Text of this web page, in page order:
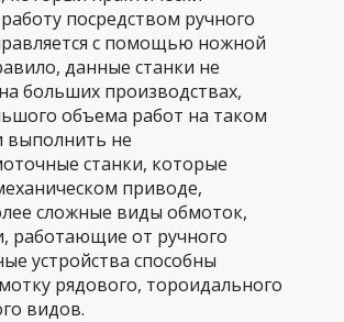
посредством ручного
с помощью ножной
данные станки не
больших производствах,
объема работ на таком
выполнить не
станки, которые
приводе,
сложные виды обмоток,
работающие от ручного
устройства способны
рядового, тороидального
видов.